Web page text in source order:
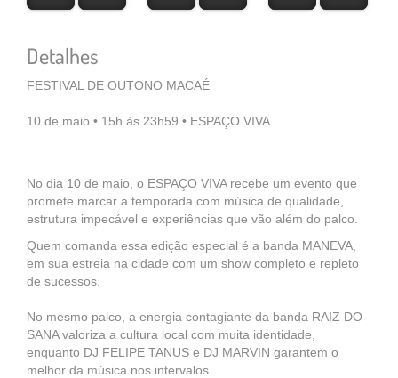
Detalhes
FESTIVAL DE OUTONO MACAÉ
10 de maio • 15h às 23h59 • ESPAÇO VIVA
No dia 10 de maio, o ESPAÇO VIVA recebe um evento que
promete marcar a temporada com música de qualidade,
estrutura impecável e experiências que vão além do palco.
Quem comanda essa edição especial é a banda MANEVA,
em sua estreia na cidade com um show completo e repleto
de sucessos.
No mesmo palco, a energia contagiante da banda RAIZ DO
SANA valoriza a cultura local com muita identidade,
enquanto DJ FELIPE TANUS e DJ MARVIN garantem o
melhor da música nos intervalos.